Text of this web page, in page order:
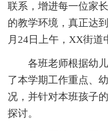
联系，增进每一位家
的教学环境，真正达
月24日上午，XX街道
各班老师根据幼
了本学期工作重点、
况，并针对本班孩子
探讨。